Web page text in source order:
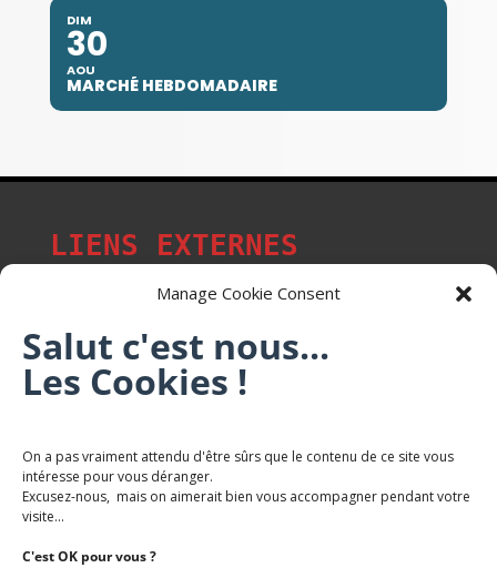
Manage Cookie Consent
Salut c'est nous...
Les Cookies !
On a pas vraiment attendu d'être sûrs que le contenu de ce site vous
intéresse pour vous déranger.
Excusez-nous, mais on aimerait bien vous accompagner pendant votre
visite...
C'est OK pour vous ?
DIM
30
AOU
MARCHÉ HEBDOMADAIRE
LIENS EXTERNES
Les p'tits citoyens de Mont-Saint-Martin
Trail Saintmartinois Daniel FEITE
Karaté Mont Saint Martin